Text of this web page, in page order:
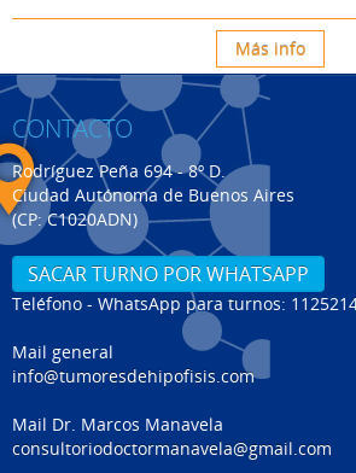
Más info
CONTACTO
Rodríguez Peña 694 - 8º D.
Ciudad Autónoma de Buenos Aires
(CP: C1020ADN)
SACAR TURNO POR WHATSAPP
Teléfono - WhatsApp para turnos:
Mail general
info@tumoresdehipofisis.com
Mail Dr. Marcos Manavela
consultoriodoctormanavela@gmail.com